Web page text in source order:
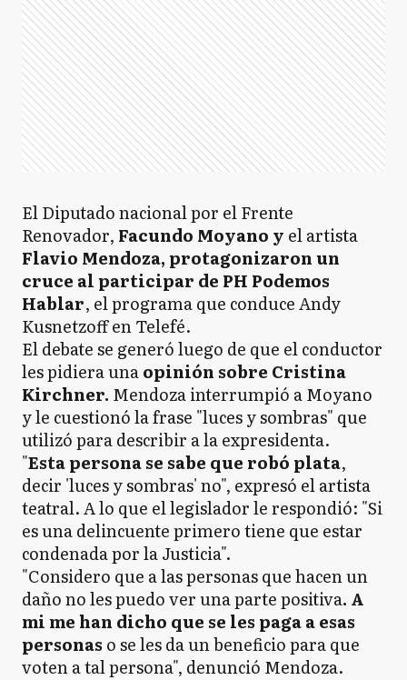
El Diputado nacional por el Frente
Renovador, Facundo Moyano y el artista
Flavio Mendoza, protagonizaron un
cruce al participar de PH Podemos
Hablar, el programa que conduce Andy
Kusnetzoff en Telefé.
El debate se generó luego de que el conductor
les pidiera unaopinión sobre Cristina
Kirchner. Mendoza interrumpió a Moyano
y le cuestionó la frase "luces y sombras" que
utilizó para describir a la expresidenta.
"Esta persona se sabe que robó plata,
decir 'luces y sombras' no", expresó el artista
teatral. A lo que el legislador le respondió: "Si
es una delincuente primero tiene que estar
condenada por la Justicia".
"Considero que a las personas que hacen un
daño no les puedo ver una parte positiva. A
mi me han dicho que se les paga a esas
personas o se les da un beneficio para que
voten a tal persona", denunció Mendoza.